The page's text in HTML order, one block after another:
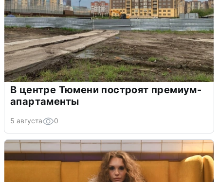
В центре Тюмени построят премиум-
апартаменты
5 августа 0